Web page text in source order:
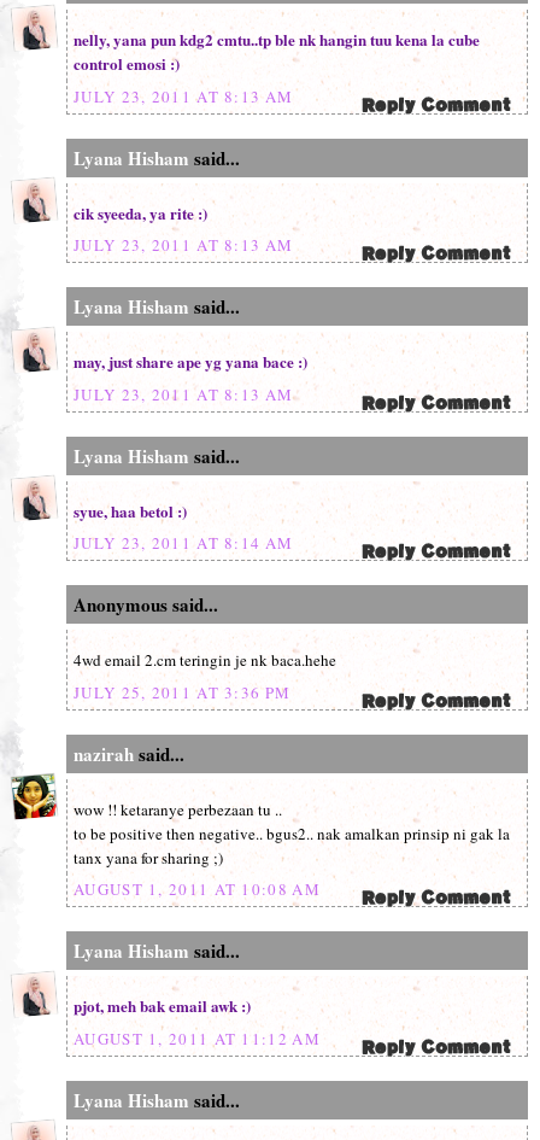
nelly, yana pun kdg2 cmtu..tp ble nk hangin tuu kena la cube
control emosi :)
JULY 23, 2011 AT 8:13 AM
Lyana Hisham said...
cik syeeda, ya rite :)
JULY 23, 2011 AT 8:13 AM
Lyana Hisham said...
may, just share ape yg yana bace :)
JULY 23, 2011 AT 8:13 AM
Lyana Hisham said...
syue, haa betol :)
JULY 23, 2011 AT 8:14 AM
Anonymous said...
4wd email 2.cm teringin je nk baca.hehe
JULY 25, 2011 AT 3:36 PM
nazirahsaid...
wow !! ketaranye perbezaan tu ..
to be positive then negative.. bgus2.. nak amalkan prinsip ni gak la
tanx yana for sharing ;)
AUGUST 1, 2011 AT 10:08 AM
Lyana Hisham said...
pjot, meh bak email awk :)
AUGUST 1, 2011 AT 11:12 AM
Lyana Hisham said...